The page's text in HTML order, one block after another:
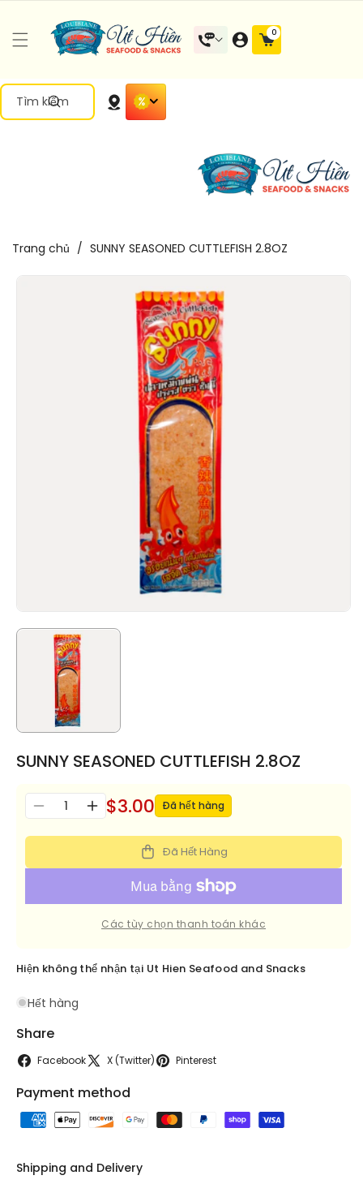
Dung
Tìm kiếm
0
0 mặt
hàng
Trang chủ / SUNNY SEASONED CUTTLEFISH 2.8OZ
Chuyển
SUNNY SEASONED CUTTLEFISH 2.8OZ
Giảm
Số
Tăng
SUNNY
2.8OZ
$3.00 Đã hết hàng
Đã Hết Hàng
Các tùy chọn thanh toán khác
Hiện không thể nhận tại Ut Hien Seafood and Snacks
Hết hàng
Share
Facebook X (Twitter) Pinterest
Payment method
Shipping and Delivery